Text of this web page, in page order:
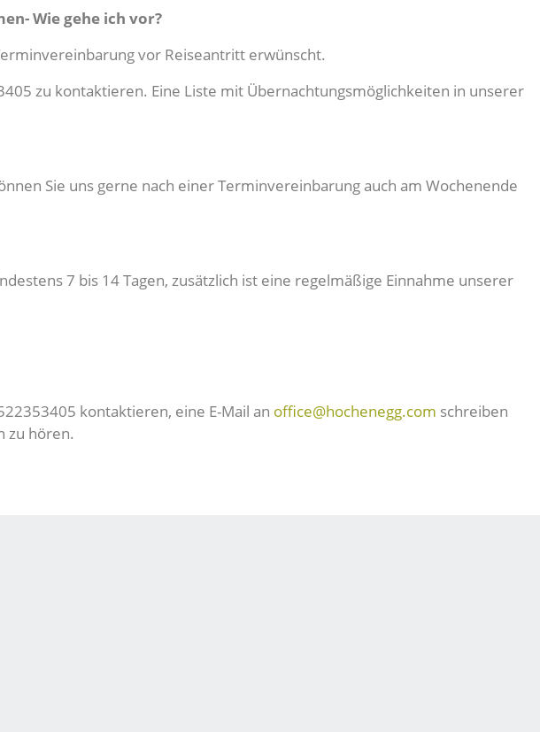
Wie gehe ich vor?
vor Reiseantritt erwünscht.
zu kontaktieren. Eine Liste mit Übernachtungsmöglichkeiten in unserer
Sie uns gerne nach einer Terminvereinbarung auch am Wochenende
7 bis 14 Tagen, zusätzlich ist eine regelmäßige Einnahme unserer
kontaktieren, eine E-Mail an office@hochenegg.com schreiben
zu hören.